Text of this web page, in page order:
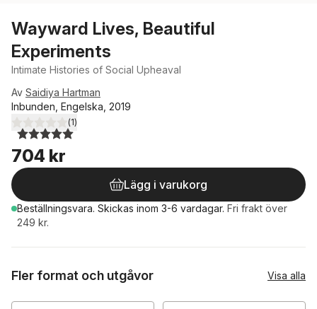
Wayward Lives, Beautiful
Experiments
Intimate Histories of Social Upheaval
Av Saidiya Hartman
Inbunden, Engelska, 2019
5,0utav 5 stjärnor. Totalt antal röster:
(1)
704 kr
Lägg i varukorg
Beställningsvara. Skickas inom 3-6 vardagar. Fri frakt över
249 kr.
Fler format och utgåvor Visa alla